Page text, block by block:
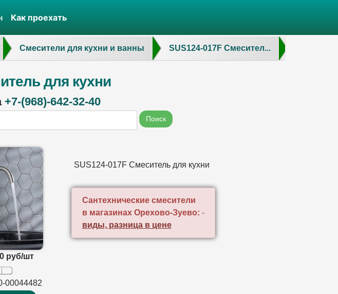
Как проехать
Смесители для кухни и ванны SUS124-017F Смесител...
для кухни
+7-(968)-642-32-40
Поиск
руб/шт
00044482
SUS124-017F Смеситель для кухни
Сантехнические смесители
в магазинах Орехово-Зуево: -
виды, разница в цене